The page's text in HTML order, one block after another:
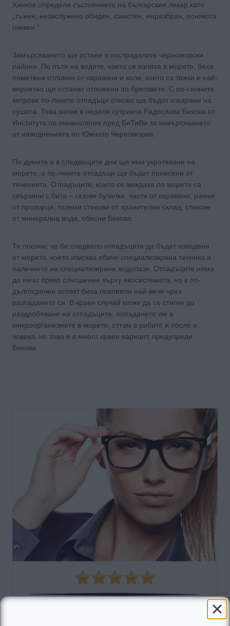
Хинков определи състоянието на българския лекар като
„тъжен, незаслужено обиден, самотен, неразбран, понякога
гневен.“
Замърсяването ще остане в пострадалите черноморски
райони. По пътя на водите, които се изляха в морето, бяха
пометени отломки от каравани и коли, които са тежки и най-
вероятно ще останат отложени по бреговете. С по-силните
ветрове по-леките отпадъци отново ще бъдат изкарани на
сушата. Това заяви в неделя сутринта Радослава Бекова от
Института по океанология пред БиТиВи за замърсяването
от наводненията по Южното Черноморие.
По думите ѝ в следващите дни ще има укротяване на
морето, а по-леките отпадъци ще бъдат понесени от
теченията. Отпадъците, които се виждаха по морето са
свързани с бита – газови бутилки, части от каравани, рамки
от прозорци, големи стекове от хранителен склад, стекове
от минерална вода, обясни Бекова.
Тя посочи, че би следвало отпадъците да бъдат извадени
от морето, което изисква обаче специализирана техника и
наличието на специализирани водолази. Отпадъците няма
да имат пряко отношение върху екосистемата, но в по-
дългосрочен аспект биха повлияли най-вече чрез
разпадането си. В краен случай може да се стигне до
раздробяване на отпадъците, попадането им в
микроорганизмите в морето, оттам в рибите и после в
човека, но това е в много краен вариант, предупреди
Бекова.